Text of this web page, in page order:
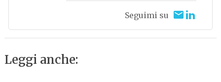
Seguimi su
Leggi anche: